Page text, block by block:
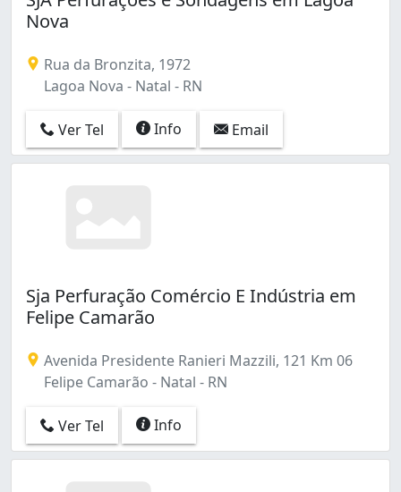
Nova
Rua da Bronzita, 1972
Lagoa Nova - Natal - RN
Ver Tel Info Email
Sja Perfuração Comércio E Indústria em
Felipe Camarão
Avenida Presidente Ranieri Mazzili, 121 Km 06
Felipe Camarão - Natal - RN
Ver Tel Info